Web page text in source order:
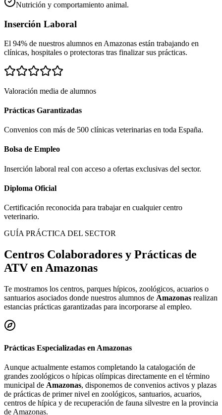
Nutrición y comportamiento animal.
Inserción Laboral
El 94% de nuestros alumnos en Amazonas están trabajando en
clínicas, hospitales o protectoras tras finalizar sus prácticas.
Valoración media de alumnos
Prácticas Garantizadas
Convenios con más de 500 clínicas veterinarias en toda España.
Bolsa de Empleo
Inserción laboral real con acceso a ofertas exclusivas del sector.
Diploma Oficial
Certificación reconocida para trabajar en cualquier centro
veterinario.
GUÍA PRÁCTICA DEL SECTOR
Centros Colaboradores y Prácticas de
ATV en Amazonas
Te mostramos los centros, parques hípicos, zoológicos, acuarios o
santuarios asociados donde nuestros alumnos de Amazonas realizan
estancias prácticas garantizadas para incorporarse al empleo.
Prácticas Especializadas en Amazonas
Aunque actualmente estamos completando la catalogación de
grandes zoológicos o hípicas olímpicas directamente en el término
municipal de Amazonas, disponemos de convenios activos y plazas
de prácticas de primer nivel en zoológicos, santuarios, acuarios,
centros de hípica y de recuperación de fauna silvestre en la provincia
deAmazonas.